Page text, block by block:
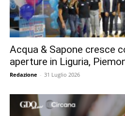
Acqua & Sapone cresce
aperture in Liguria,
Redazione - 31 Luglio 2026